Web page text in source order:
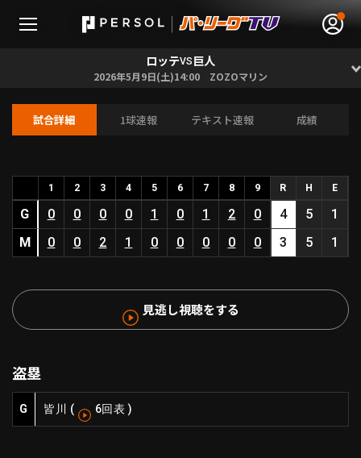
HOME
動画
ファーム中地区
北海道日本ハムファイターズ
東北楽天ゴールデンイーグルス
ニュース
ロッテVS 巨人
2026年5月9日(土)14:00 ZOZOマリン
試合詳細 1球速報 テキスト速報 成績
1 2 3 4 5 6 7 8 9 R H E
G 0 0 0 0 1 0 1 2 0 4 5
1
M
0 0 2 1 0 0 0 0 0 3 5 1
見逃し視聴をする
盗塁
G 皆川 ( 6回表 )